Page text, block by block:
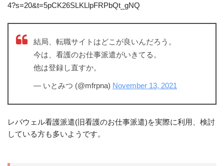
4?s=20&t=5pCK26SLKLlpFRPbQt_gNQ
結局、転職サイトはどこが良いんだろう。
今は、看護のお仕事派遣がいきてる。
他は登録し直すか。
— いとみつ (@mfrpna) November 13, 2021
レバウェル看護派遣(旧看護のお仕事派遣)を実際に利用、検討
している方も多いようです。